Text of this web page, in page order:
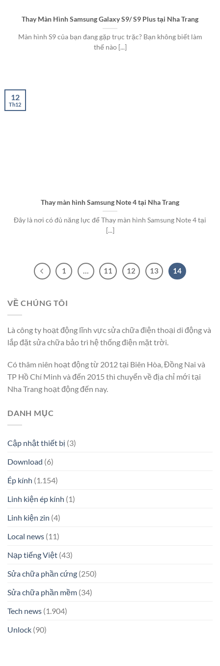
Thay Màn Hình Samsung Galaxy S9/ S9 Plus tại Nha Trang
Màn hình S9 của bạn đang gặp trục trặc? Bạn không biết làm
thế nào [...]
Thay màn hình Samsung Note 4 tại Nha Trang
Đây là nơi có đủ năng lực để Thay màn hình Samsung Note 4 tại
[...]
12
Th12
1 … 11 12 13 14
VỀ CHÚNG TÔI
Là công ty hoạt động lĩnh vực sửa chữa điện thoại di động và
lắp đặt sửa chữa bảo trì hệ thống điện mặt trời.
Có thâm niên hoạt động từ 2012 tại Biên Hòa, Đồng Nai và
TP Hồ Chí Minh và đến 2015 thì chuyển về địa chỉ mới tại
Nha Trang hoạt động đến nay.
DANH MỤC
Cập nhật thiết bị (3)
Download (6)
Ép kính (1.154)
Linh kiện ép kính (1)
Linh kiện zin (4)
Local news (11)
Nạp tiếng Việt (43)
Sửa chữa phần cứng (250)
Sửa chữa phần mềm (34)
Tech news (1.904)
Unlock (90)